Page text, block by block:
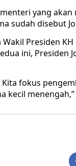
yang
sudah disebut
Presiden
ini, Presiden
fokus
kecil